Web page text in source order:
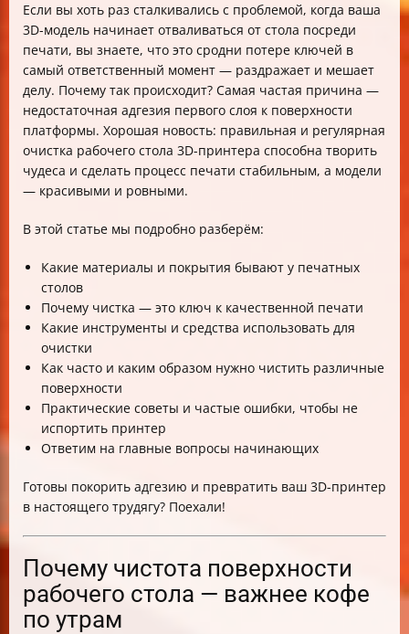
Итоговый чек-лист по уходу за столом 3D-принтера
Немного юмора на закуску
Если вы хоть раз сталкивались с проблемой, когда ваша
3D-модель начинает отваливаться от стола посреди
печати, вы знаете, что это сродни потере ключей в
самый ответственный момент — раздражает и мешает
делу. Почему так происходит? Самая частая причина —
недостаточная адгезия первого слоя к поверхности
платформы. Хорошая новость: правильная и регулярная
очистка рабочего стола 3D-принтера способна творить
чудеса и сделать процесс печати стабильным, а модели
— красивыми и ровными.
В этой статье мы подробно разберём:
Какие материалы и покрытия бывают у печатных
столов
Почему чистка — это ключ к качественной печати
Какие инструменты и средства использовать для
очистки
Как часто и каким образом нужно чистить различные
поверхности
Практические советы и частые ошибки, чтобы не
испортить принтер
Ответим на главные вопросы начинающих
Готовы покорить адгезию и превратить ваш 3D-принтер
в настоящего трудягу? Поехали!
Почему чистота поверхности
рабочего стола — важнее кофе
по утрам